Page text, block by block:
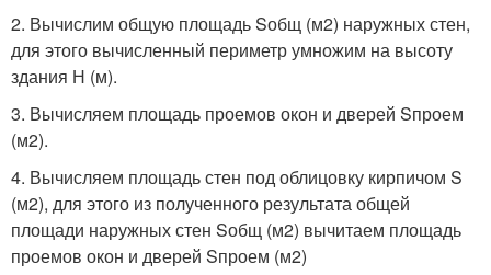
2. Вычислим общую площадь Sобщ (м2) наружных стен,
для этого вычисленный периметр умножим на высоту
здания Н (м).
3. Вычисляем площадь проемов окон и дверей Sпроем
(м2).
4. Вычисляем площадь стен под облицовку кирпичом S
(м2), для этого из полученного результата общей
площади наружных стен Sобщ (м2) вычитаем площадь
проемов окон и дверей Sпроем (м2)